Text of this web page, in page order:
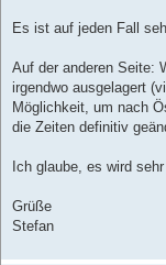
Es ist auf jeden Fall
Auf der anderen Seite:
irgendwo ausgelagert
Möglichkeit, um nach
die Zeiten definitiv
Ich glaube, es wird
Grüße
Stefan